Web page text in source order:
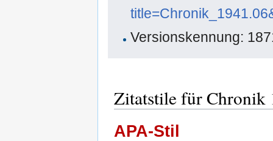
Versionskennung:
Zitatstile für Chronik
APA-Stil